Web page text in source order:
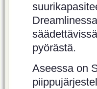
pyörästä.
Aseessa on